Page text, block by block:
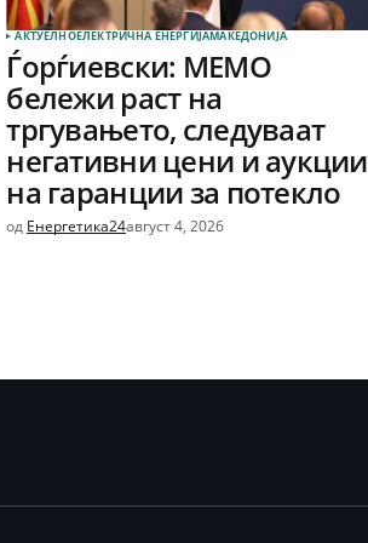
АКТУЕЛНОЕЛЕКТРИЧНА ЕНЕРГИЈАМАКЕДОНИЈА
Ѓорѓиевски: МЕМО
бележи раст на
тргувањето, следуваат
негативни цени и аукции
на гаранции за потекло
од Енергетика24август 4, 2026